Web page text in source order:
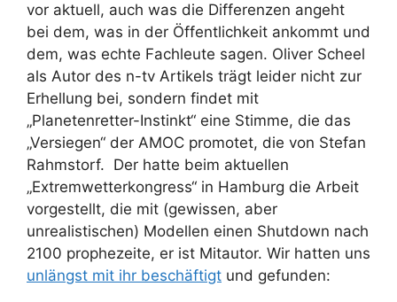
vor aktuell, auch was die Differenzen angeht
bei dem, was in der Öffentlichkeit ankommt und
dem, was echte Fachleute sagen. Oliver Scheel
als Autor des n-tv Artikels trägt leider nicht zur
Erhellung bei, sondern findet mit
„Planetenretter-Instinkt“ eine Stimme, die das
„Versiegen“ der AMOC promotet, die von Stefan
Rahmstorf. Der hatte beim aktuellen
„Extremwetterkongress“ in Hamburg die Arbeit
vorgestellt, die mit (gewissen, aber
unrealistischen) Modellen einen Shutdown nach
2100 prophezeite, er ist Mitautor. Wir hatten uns
unlängst mit ihr beschäftigt und gefunden: